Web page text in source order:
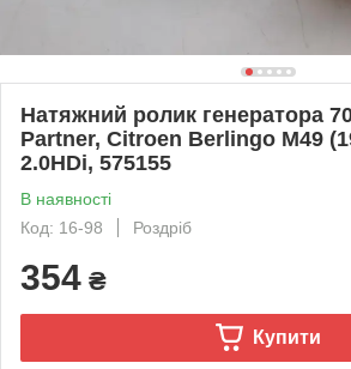
Натяжний ролик генератора
Partner, Citroen Berlingo M49
2.0HDi, 575155
В наявності
Код: 16-98
Роздріб
354 ₴
Купити